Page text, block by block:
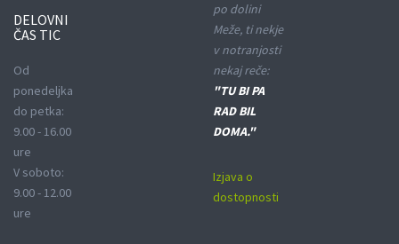
DELOVNI
ČAS TIC
Od
ponedeljka
do petka:
9.00 - 16.00
ure
V soboto:
9.00 - 12.00
ure
po dolini
Meže, ti nekje
v notranjosti
nekaj reče:
"TU BI PA
RAD BIL
DOMA."
Izjava o
dostopnosti